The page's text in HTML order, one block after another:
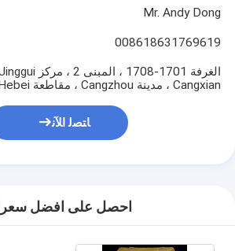
Mr. Andy Dong
008618631769619
Cangxian ، مدينة Cangzhou ، مقاطعة Hebei
ﺎﺘﺼﻟ ﺍﻶﻧ
احصل على افضل